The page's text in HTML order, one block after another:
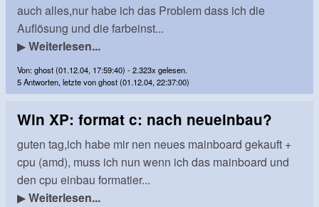
auch alles,nur habe ich das Problem dass ich die
Auflösung und die farbeinst...
▶Weiterlesen...
Von: ghost (01.12.04, 17:59:40) - 2.323x gelesen.
5 Antworten, letzte von ghost (01.12.04, 22:37:00)
Win XP: format c: nach neueinbau?
guten tag,ich habe mir nen neues mainboard gekauft +
cpu (amd), muss ich nun wenn ich das mainboard und
den cpu einbau formatier...
▶Weiterlesen...